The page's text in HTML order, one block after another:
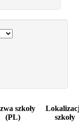
szkoły
(PL)
szkoły